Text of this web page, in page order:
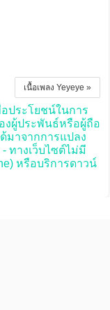
เนื้อเพลง Yeyeye »
อประโยชน์ในการ
งผู้ประพันธ์หรือผู้ถือ
มาจากการแปลง
ทางเว็บไซต์ไม่มี
หรือบริการดาวน์